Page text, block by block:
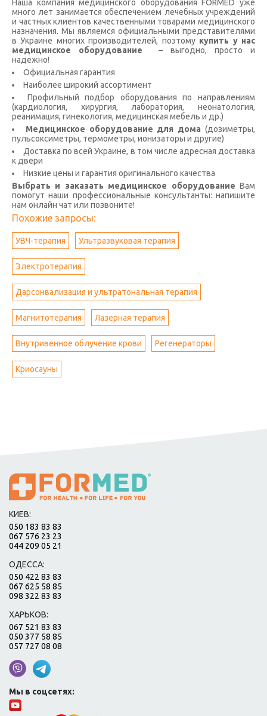
Наша компания медицинского оборудования FORMED уже
много лет занимается обеспечением лечебных учреждений
и частных клиентов качественными товарами медицинского
назначения. Мы являемся официальными представителями
в Украине многих производителей, поэтому купить у нас
медицинское оборудование
– выгодно, просто и
надежно!
Официальная гарантия
Наиболее широкий ассортимент
Профильный подбор оборудования по направлениям
(кардиология, хирургия, лаборатория, неонатология,
реанимация, гинекология, медицинская мебель и др.)
Медицинское оборудование для дома (дозиметры,
пульсоксиметры, термометры, ионизаторы и другие)
Доставка по всей Украине, в том числе адресная доставка
к двери
Низкие цены и гарантия оригинального качества
Выбрать и заказать медицинское оборудование Вам
помогут наши профессиональные консультанты: напишите
нам онлайн чат или позвоните!
Похожие запросы:
УВЧ-терапия Ультразвуковая терапия
Электротерапия
Дарсонвализация и ультратональная терапия
Магнитотерапия Лазерная терапия
Внутривенное облучение крови Регенераторы
Криосауны
КИЕВ:
050 183 83 83
067 576 23 23
044 209 05 21
ОДЕССА:
050 422 83 83
067 625 58 85
098 322 83 83
ХАРЬКОВ:
067 521 83 83
050 377 58 85
057 727 08 08
Мы в соцсетях: